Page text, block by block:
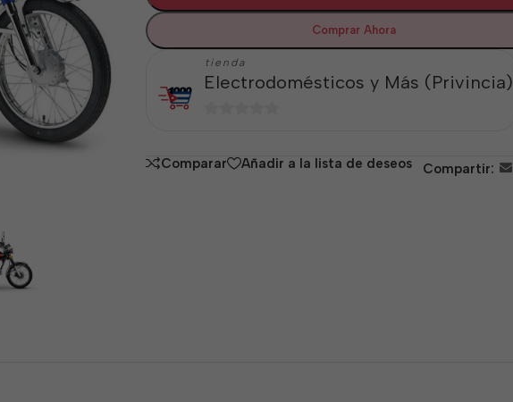
Comprar Ahora
tienda
Electrodomésticos y Más (Privincia)
5
Comparar Añadir a la lista de deseos Compartir: